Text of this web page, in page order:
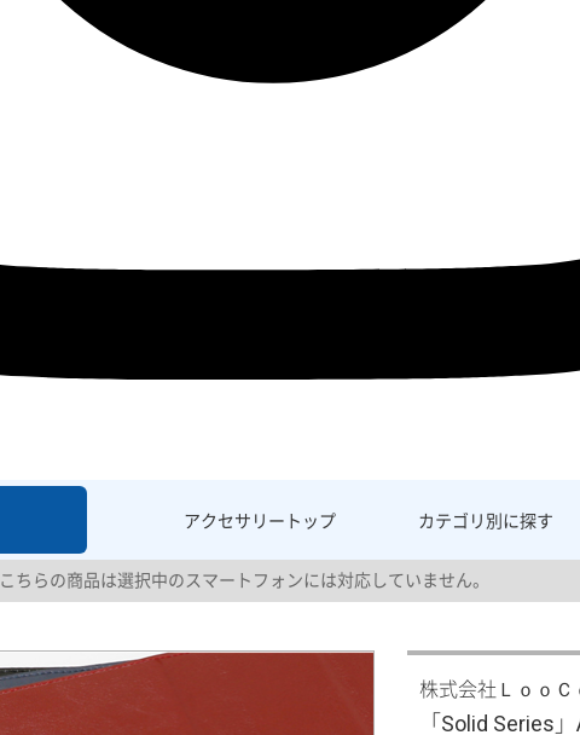
アクセサリー トップ カテゴリ別に探す
こちらの商品は選択中のスマートフォンには対応していません。
株式会社ＬｏｏＣ
「Solid Series